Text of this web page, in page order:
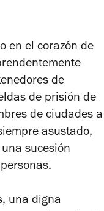
en el corazón de
de
de prisión de
de ciudades a
asustado,
sucesión
una digna